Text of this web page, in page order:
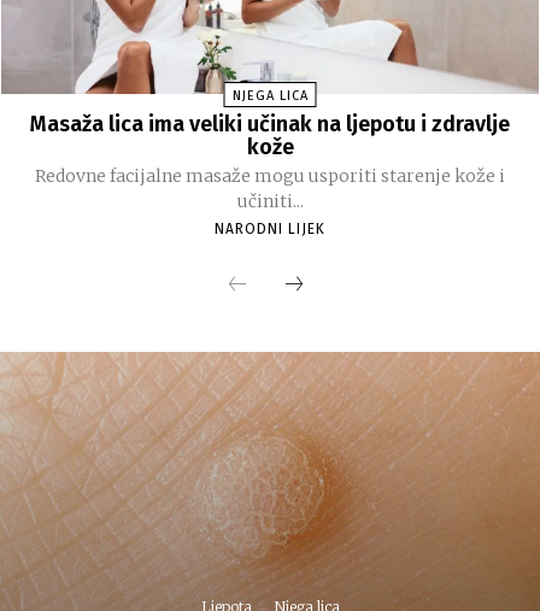
NJEGA LICA
Masaža lica ima veliki učinak na ljepotu i zdravlje
kože
Redovne facijalne masaže mogu usporiti starenje kože i
učiniti...
NARODNI LIJEK